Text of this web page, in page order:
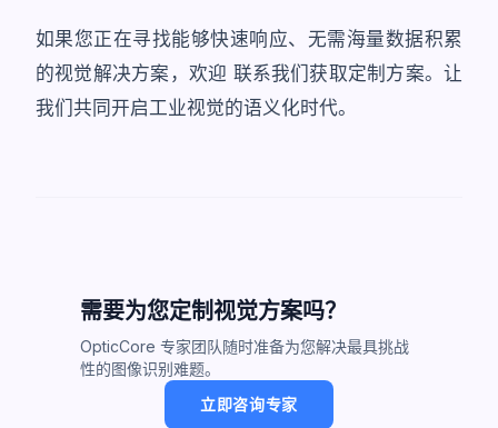
如果您正在寻找能够快速响应、无需海量数据积累
的视觉解决方案，欢迎 联系我们获取定制方案。让
我们共同开启工业视觉的语义化时代。
需要为您定制视觉方案吗？
OpticCore 专家团队随时准备为您解决最具挑战
性的图像识别难题。
立即咨询专家